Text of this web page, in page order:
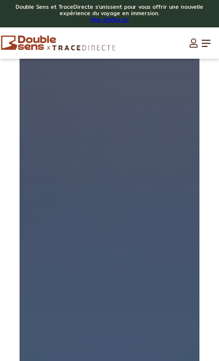
Double Sens et TraceDirecte s'unissent pour vous offrir une nouvelle
expérience du voyage en immersion.
Plus d'infos ici